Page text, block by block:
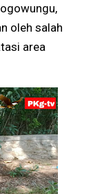
oleh salah
area